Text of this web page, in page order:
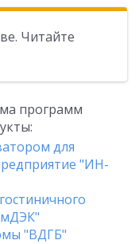
Читайте
программ
для
"ИН-
"ВДГБ"